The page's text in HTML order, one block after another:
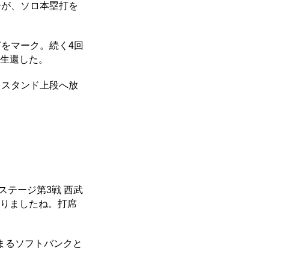
、ソロ本塁打を
マーク。続く4回
還した。
タンド上段へ放
テージ第3戦 西武
ましたね。打席
ソフトバンクと